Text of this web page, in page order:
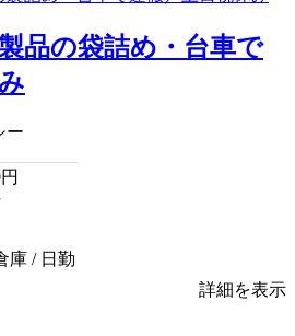
品の袋詰め・台車で
ー
円
庫 / 日勤
詳細を表示